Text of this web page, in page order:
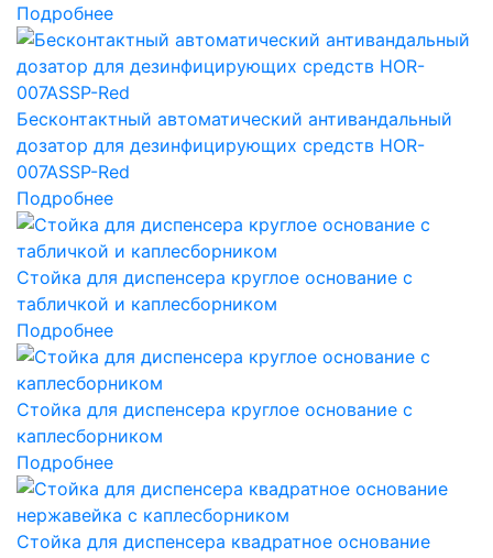
Подробнее
Бесконтактный автоматический антивандальный
дозатор для дезинфицирующих средств HOR-
007ASSP-Red
Подробнее
Cтойка для диспенсера круглое основание с
табличкой и каплесборником
Подробнее
Cтойка для диспенсера круглое основание с
каплесборником
Подробнее
Cтойка для диспенсера квадратное основание